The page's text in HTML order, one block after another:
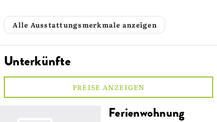
Alle Ausstattungsmerkmale anzeigen
Unterkünfte
PREISE ANZEIGEN
Ferienwohnung